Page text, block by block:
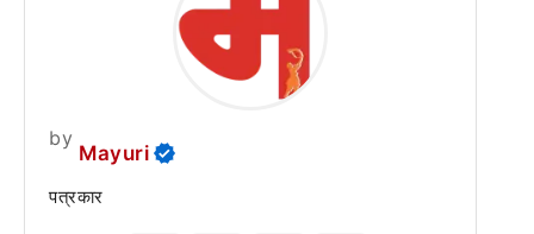
by
Mayuri
पत्रकार